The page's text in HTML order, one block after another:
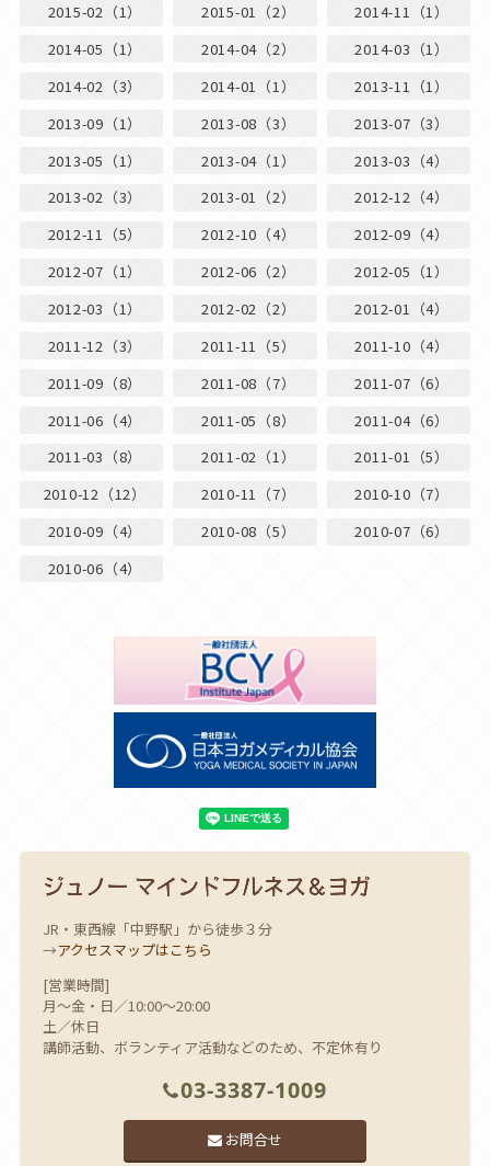
2015-02（1）
2015-01（2）
2014-11（1）
2014-05（1）
2014-04（2）
2014-03（1）
2014-02（3）
2014-01（1）
2013-11（1）
2013-09（1）
2013-08（3）
2013-07（3）
2013-05（1）
2013-04（1）
2013-03（4）
2013-02（3）
2013-01（2）
2012-12（4）
2012-11（5）
2012-10（4）
2012-09（4）
2012-07（1）
2012-06（2）
2012-05（1）
2012-03（1）
2012-02（2）
2012-01（4）
2011-12（3）
2011-11（5）
2011-10（4）
2011-09（8）
2011-08（7）
2011-07（6）
2011-06（4）
2011-05（8）
2011-04（6）
2011-03（8）
2011-02（1）
2011-01（5）
2010-12（12）
2010-11（7）
2010-10（7）
2010-09（4）
2010-08（5）
2010-07（6）
2010-06（4）
JR・東西線「中野駅」から徒歩３分
→アクセスマップはこちら
[営業時間]
月～金・日／10:00～20:00
土／休日
講師活動、ボランティア活動などのため、不定休有り
03-3387-1009
お問合せ